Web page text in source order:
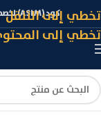
تخطي إلى التنقل
تخطي إلى
كود (ASLM) لخصم 10% علي طلبات الجملة الأعلي من 7000 جنيه